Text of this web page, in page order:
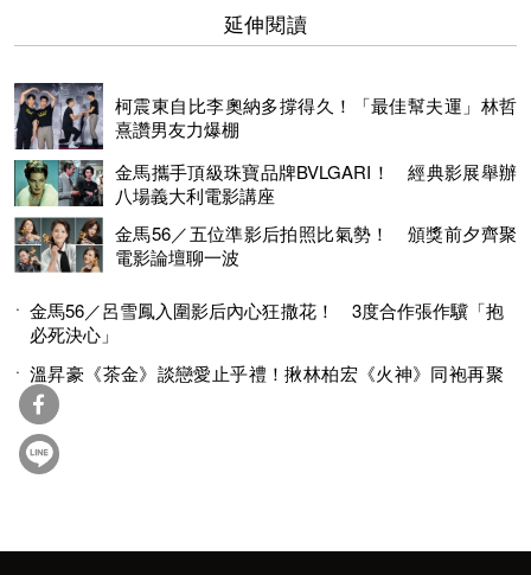
延伸閱讀
柯震東自比李奧納多撐得久！「最佳幫夫運」林哲
熹讚男友力爆棚
金馬攜手頂級珠寶品牌BVLGARI！ 經典影展舉辦
八場義大利電影講座
金馬56／五位準影后拍照比氣勢！ 頒獎前夕齊聚
電影論壇聊一波
金馬56／呂雪鳳入圍影后內心狂撒花！ 3度合作張作驥「抱
必死決心」
溫昇豪《茶金》談戀愛止乎禮！揪林柏宏《火神》同袍再聚
首